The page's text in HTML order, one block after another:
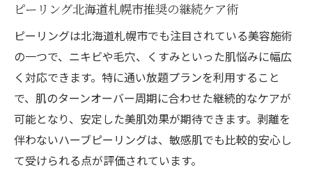
ピーリング北海道札幌市推奨の継続ケア術
ピーリングは北海道札幌市でも注目されている美容施術
の一つで、ニキビや毛穴、くすみといった肌悩みに幅広
く対応できます。特に通い放題プランを利用すること
で、肌のターンオーバー周期に合わせた継続的なケアが
可能となり、安定した美肌効果が期待できます。剥離を
伴わないハーブピーリングは、敏感肌でも比較的安心し
て受けられる点が評価されています。